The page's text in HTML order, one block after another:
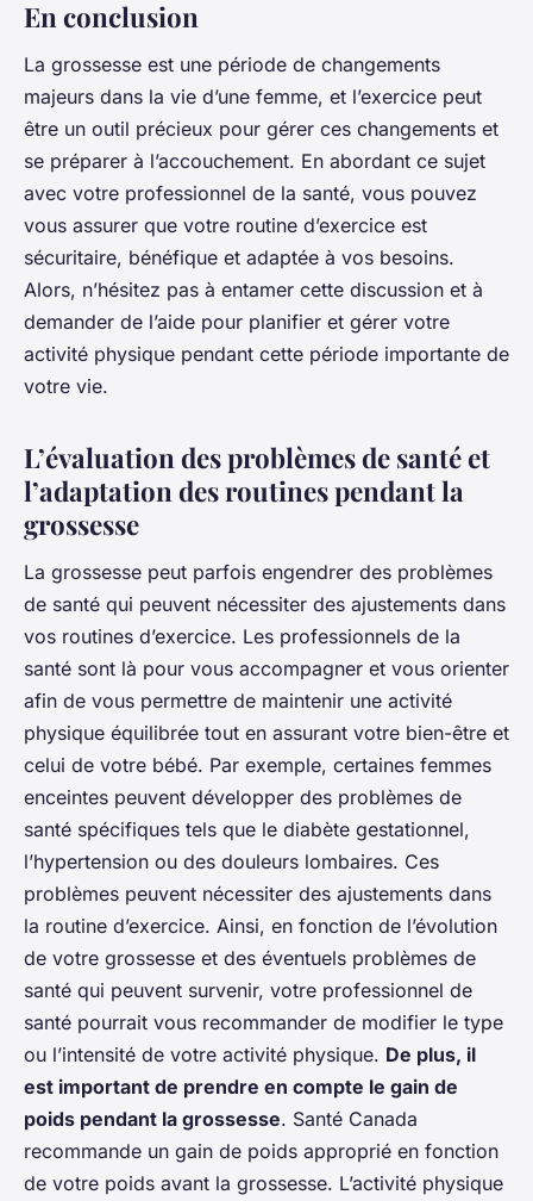
En conclusion
La grossesse est une période de changements
majeurs dans la vie d’une femme, et l’exercice peut
être un outil précieux pour gérer ces changements et
se préparer à l’accouchement. En abordant ce sujet
avec votre professionnel de la santé, vous pouvez
vous assurer que votre routine d’exercice est
sécuritaire, bénéfique et adaptée à vos besoins.
Alors, n’hésitez pas à entamer cette discussion et à
demander de l’aide pour planifier et gérer votre
activité physique pendant cette période importante de
votre vie.
L’évaluation des problèmes de santé et
l’adaptation des routines pendant la
grossesse
La grossesse peut parfois engendrer des problèmes
de santé qui peuvent nécessiter des ajustements dans
vos routines d’exercice. Les professionnels de la
santé sont là pour vous accompagner et vous orienter
afin de vous permettre de maintenir une activité
physique équilibrée tout en assurant votre bien-être et
celui de votre bébé. Par exemple, certaines femmes
enceintes peuvent développer des problèmes de
santé spécifiques tels que le diabète gestationnel,
l’hypertension ou des douleurs lombaires. Ces
problèmes peuvent nécessiter des ajustements dans
la routine d’exercice. Ainsi, en fonction de l’évolution
de votre grossesse et des éventuels problèmes de
santé qui peuvent survenir, votre professionnel de
santé pourrait vous recommander de modifier le type
ou l’intensité de votre activité physique. De plus, il
est important de prendre en compte le gain de
poids pendant la grossesse. Santé Canada
recommande un gain de poids approprié en fonction
de votre poids avant la grossesse. L’activité physique